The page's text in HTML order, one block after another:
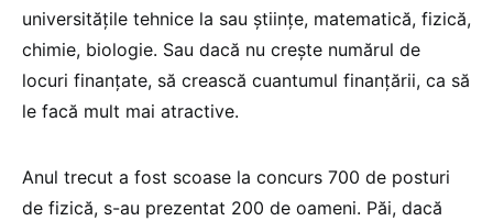
universitățile tehnice la sau științe, matematică, fizică,
chimie, biologie. Sau dacă nu crește numărul de
locuri finanțate, să crească cuantumul finanțării, ca să
le facă mult mai atractive.
Anul trecut a fost scoase la concurs 700 de posturi
de fizică, s-au prezentat 200 de oameni. Păi, dacă